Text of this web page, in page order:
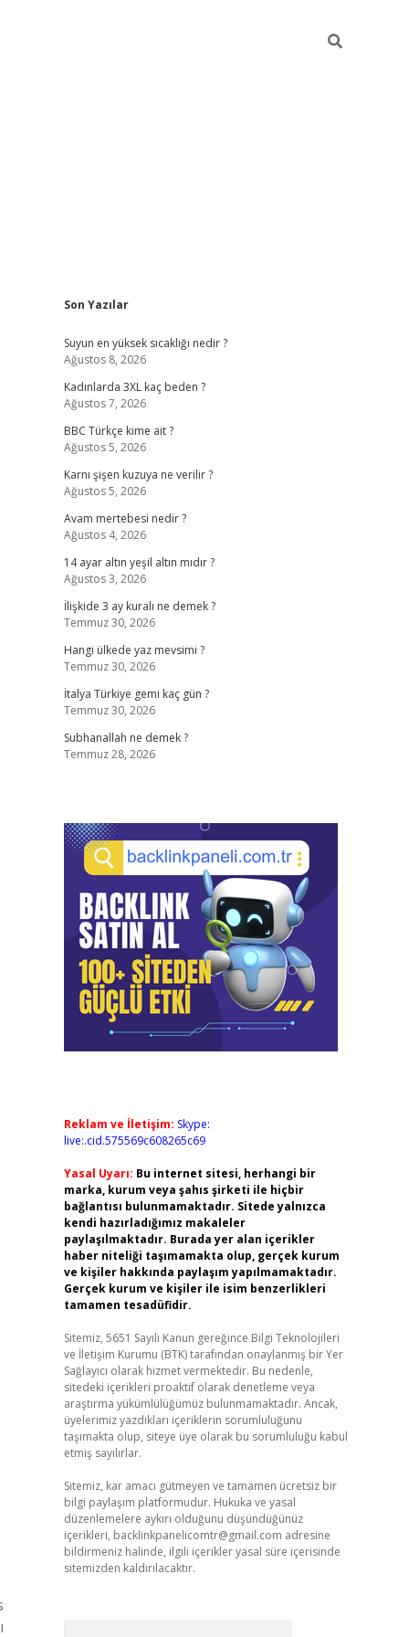
Sidebar
Son Yazılar
Suyun en yüksek sıcaklığı nedir ?
Ağustos 8, 2026
Kadınlarda 3XL kaç beden ?
Ağustos 7, 2026
BBC Türkçe kime ait ?
Ağustos 5, 2026
Karnı şişen kuzuya ne verilir ?
Ağustos 5, 2026
Avam mertebesi nedir ?
Ağustos 4, 2026
14 ayar altın yeşil altın mıdır ?
Ağustos 3, 2026
İlişkide 3 ay kuralı ne demek ?
Temmuz 30, 2026
Hangi ülkede yaz mevsimi ?
Temmuz 30, 2026
İtalya Türkiye gemi kaç gün ?
Temmuz 30, 2026
Subhanallah ne demek ?
Temmuz 28, 2026
Reklam ve İletişim: Skype:
live:.cid.575569c608265c69
Yasal Uyarı: Bu internet sitesi, herhangi bir
marka, kurum veya şahıs şirketi ile hiçbir
bağlantısı bulunmamaktadır. Sitede yalnızca
kendi hazırladığımız makaleler
paylaşılmaktadır. Burada yer alan içerikler
haber niteliği taşımamakta olup, gerçek kurum
ve kişiler hakkında paylaşım yapılmamaktadır.
Gerçek kurum ve kişiler ile isim benzerlikleri
tamamen tesadüfidir.
Sitemiz, 5651 Sayılı Kanun gereğince Bilgi Teknolojileri
ve İletişim Kurumu (BTK) tarafından onaylanmış bir Yer
Sağlayıcı olarak hizmet vermektedir. Bu nedenle,
sitedeki içerikleri proaktif olarak denetleme veya
araştırma yükümlülüğümüz bulunmamaktadır. Ancak,
üyelerimiz yazdıkları içeriklerin sorumluluğunu
taşımakta olup, siteye üye olarak bu sorumluluğu kabul
etmiş sayılırlar.
Sitemiz, kar amacı gütmeyen ve tamamen ücretsiz bir
bilgi paylaşım platformudur. Hukuka ve yasal
düzenlemelere aykırı olduğunu düşündüğünüz
içerikleri, backlinkpanelicomtr@gmail.com adresine
bildirmeniz halinde, ilgili içerikler yasal süre içerisinde
sitemizden kaldırılacaktır.